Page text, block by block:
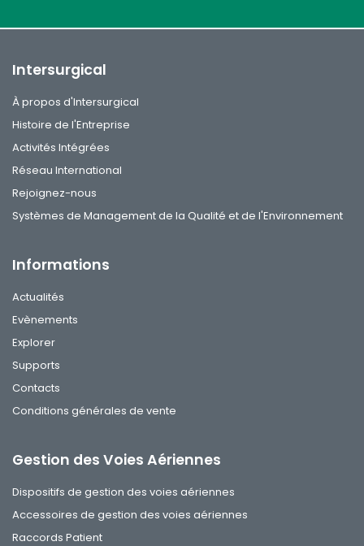
Intersurgical
À propos d'Intersurgical
Histoire de l'Entreprise
Activités Intégrées
Réseau International
Rejoignez-nous
Systèmes de Management de la Qualité et de l'Environnement
Informations
Actualités
Evènements
Explorer
Supports
Contacts
Conditions générales de vente
Gestion des Voies Aériennes
Dispositifs de gestion des voies aériennes
Accessoires de gestion des voies aériennes
Raccords Patient